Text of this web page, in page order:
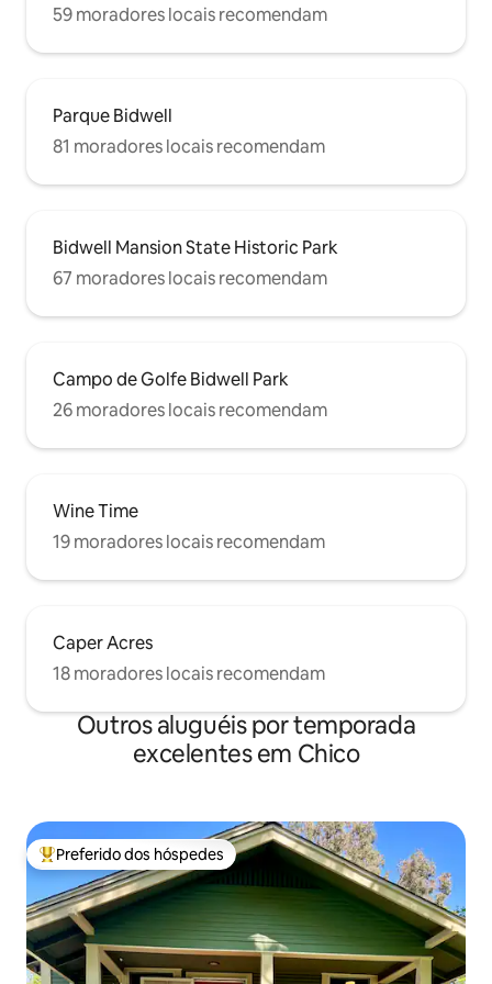
59 moradores locais recomendam
Parque Bidwell
81 moradores locais recomendam
Bidwell Mansion State Historic Park
67 moradores locais recomendam
Campo de Golfe Bidwell Park
26 moradores locais recomendam
Wine Time
19 moradores locais recomendam
Caper Acres
18 moradores locais recomendam
Outros aluguéis por temporada
excelentes em Chico
Entre os melhores preferidos dos hóspedes
Preferido dos hóspedes